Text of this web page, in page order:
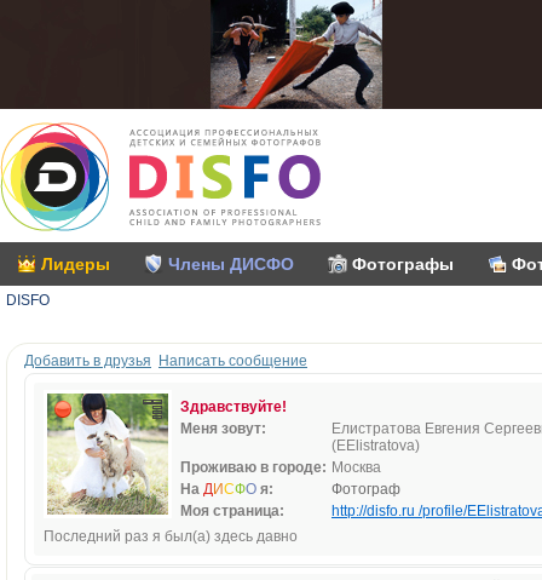
Лидеры Члены ДИСФО Фотографы
DISFO
Добавить в друзья Написать сообщение
Здравствуйте!
Меня зовут:
Елистратова Евгения
(EElistratova)
Проживаю в городе: Москва
На ДИСФО я:
Фотограф
Моя страница:
http://disfo.ru /profile/
Последний раз я был(а) здесь давно